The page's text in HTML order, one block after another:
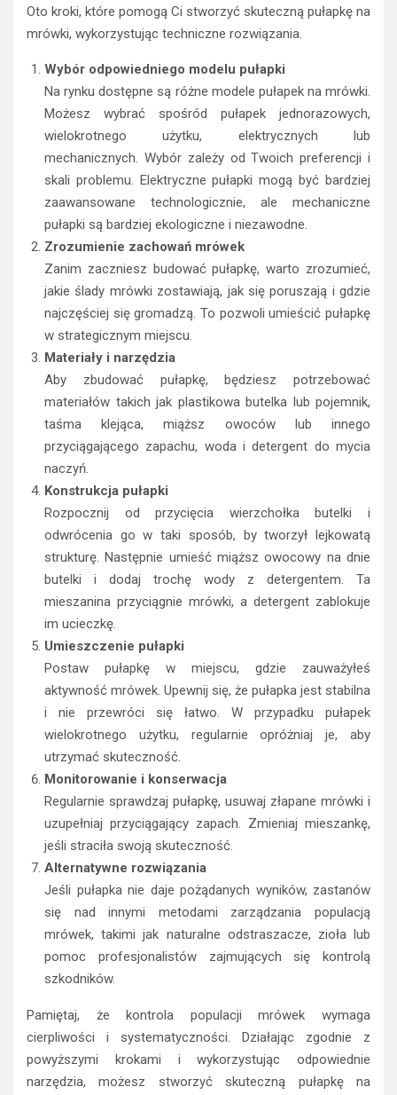
Oto kroki, które pomogą Ci stworzyć skuteczną pułapkę na
mrówki, wykorzystując techniczne rozwiązania.
Wybór odpowiedniego modelu pułapki
Na rynku dostępne są różne modele pułapek na mrówki.
Możesz wybrać spośród pułapek jednorazowych,
wielokrotnego użytku, elektrycznych lub
mechanicznych. Wybór zależy od Twoich preferencji i
skali problemu. Elektryczne pułapki mogą być bardziej
zaawansowane technologicznie, ale mechaniczne
pułapki są bardziej ekologiczne i niezawodne.
Zrozumienie zachowań mrówek
Zanim zaczniesz budować pułapkę, warto zrozumieć,
jakie ślady mrówki zostawiają, jak się poruszają i gdzie
najczęściej się gromadzą. To pozwoli umieścić pułapkę
w strategicznym miejscu.
Materiały i narzędzia
Aby zbudować pułapkę, będziesz potrzebować
materiałów takich jak plastikowa butelka lub pojemnik,
taśma klejąca, miąższ owoców lub innego
przyciągającego zapachu, woda i detergent do mycia
naczyń.
Konstrukcja pułapki
Rozpocznij od przycięcia wierzchołka butelki i
odwrócenia go w taki sposób, by tworzył lejkowatą
strukturę. Następnie umieść miąższ owocowy na dnie
butelki i dodaj trochę wody z detergentem. Ta
mieszanina przyciągnie mrówki, a detergent zablokuje
im ucieczkę.
Umieszczenie pułapki
Postaw pułapkę w miejscu, gdzie zauważyłeś
aktywność mrówek. Upewnij się, że pułapka jest stabilna
i nie przewróci się łatwo. W przypadku pułapek
wielokrotnego użytku, regularnie opróżniaj je, aby
utrzymać skuteczność.
Monitorowanie i konserwacja
Regularnie sprawdzaj pułapkę, usuwaj złapane mrówki i
uzupełniaj przyciągający zapach. Zmieniaj mieszankę,
jeśli straciła swoją skuteczność.
Alternatywne rozwiązania
Jeśli pułapka nie daje pożądanych wyników, zastanów
się nad innymi metodami zarządzania populacją
mrówek, takimi jak naturalne odstraszacze, zioła lub
pomoc profesjonalistów zajmujących się kontrolą
szkodników.
Pamiętaj, że kontrola populacji mrówek wymaga
cierpliwości i systematyczności. Działając zgodnie z
powyższymi krokami i wykorzystując odpowiednie
narzędzia, możesz stworzyć skuteczną pułapkę na